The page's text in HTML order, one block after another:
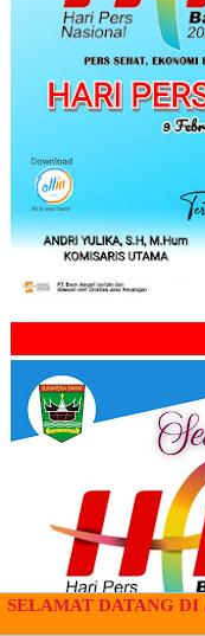
SELAMAT DATANG DI